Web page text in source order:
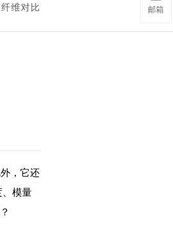
维对比
，它还
、模量
邮箱